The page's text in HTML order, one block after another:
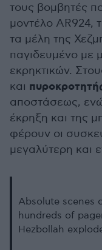
τους βομβητές
μοντέλο AR924,
τα μέλη της
παγιδευμένο με
εκρηκτικών.
και
αποστάσεως,
έκρηξη και της
φέρουν οι
μεγαλύτερη και
Absolute scenes
hundreds of
Hezbollah